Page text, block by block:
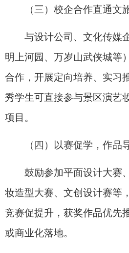
（三）校企合作直通文
与设计公司、文化传媒
明上河园、万岁山武侠城等
合作，开展定向培养、实习
秀学生可直接参与景区演艺
项目。
（四）以赛促学，作品
鼓励参加平面设计大赛
妆造型大赛、文创设计赛等
竞赛促提升，获奖作品优先
或商业化落地。